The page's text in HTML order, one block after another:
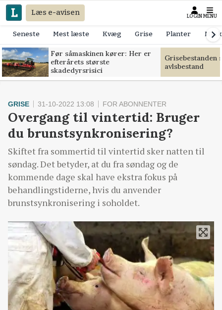
Læs e-avisen LOGIN MENU
Seneste Mest læste Kvæg Grise Planter
Før såmaskinen kører: Her er
efterårets største
skadedyrsrisici
Grisebestanden
avlsbestand
GRISE 31-10-2022 13:08 FOR ABONNENTER
Overgang til vintertid: Bruger
du brunstsynkronisering?
Skiftet fra sommertid til vintertid sker natten til
søndag. Det betyder, at du fra søndag og de
kommende dage skal have ekstra fokus på
behandlingstiderne, hvis du anvender
brunstsynkronisering i soholdet.